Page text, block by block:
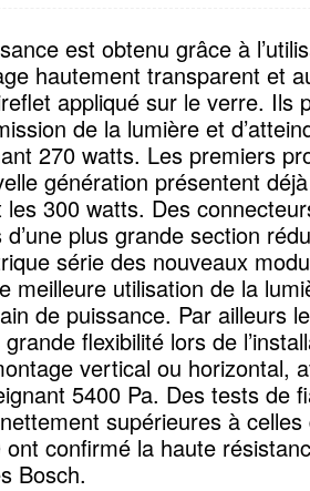
est obtenu grâce à
hautement transparent et
appliqué sur le verre. Ils
de la lumière et
270 watts. Les premiers
génération présentent
300 watts. Des
plus grande section
série des nouveaux
meilleure utilisation de la
de puissance. Par ailleurs
flexibilité lors de
vertical ou horizontal,
5400 Pa. Des tests de
supérieures à
confirmé la haute
Bosch.